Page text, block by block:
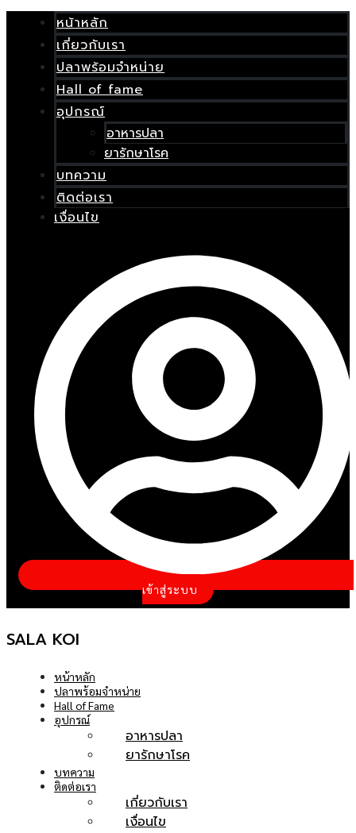
หน้าหลัก
เกี่ยวกับเรา
ปลาพร้อมจำหน่าย
Hall of fame
อุปกรณ์
อาหารปลา
ยารักษาโรค
บทความ
ติดต่อเรา
เงื่อนไข
เข้าสู่ระบบ
SALA KOI
หน้าหลัก
ปลาพร้อมจำหน่าย
Hall of Fame
อุปกรณ์
อาหารปลา
ยารักษาโรค
บทความ
ติดต่อเรา
เกี่ยวกับเรา
เงื่อนไข